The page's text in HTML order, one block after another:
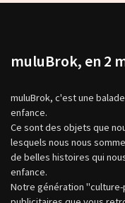
muluBrok, en 2
muluBrok, c'est une
enfance.
Ce sont des objets que
lesquels nous nous
de belles histoires qui
enfance.
Notre génération